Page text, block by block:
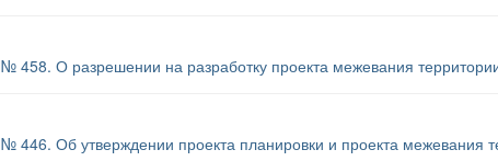
О разрешении на разработку проекта межевания
Об утверждении проекта планировки и проекта межевания